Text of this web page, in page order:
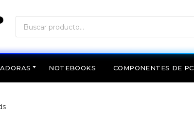
NOTEBOOKS COMPONENTES DE PC